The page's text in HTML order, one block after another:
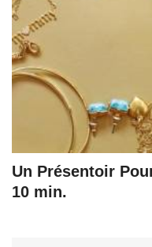
Un Présentoir
10 min.